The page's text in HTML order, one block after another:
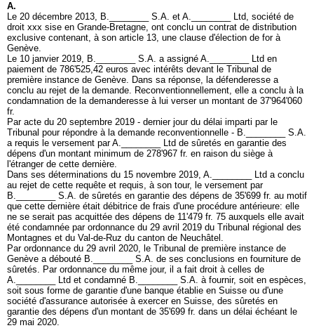
A.
Le 20 décembre 2013, B.________ S.A. et A.________ Ltd, société de
droit xxx sise en Grande-Bretagne, ont conclu un contrat de distribution
exclusive contenant, à son article 13, une clause d'élection de for à
Genève.
Le 10 janvier 2019, B.________ S.A. a assigné A.________ Ltd en
paiement de 786'525,42 euros avec intérêts devant le Tribunal de
première instance de Genève. Dans sa réponse, la défenderesse a
conclu au rejet de la demande. Reconventionnellement, elle a conclu à la
condamnation de la demanderesse à lui verser un montant de 37'964'060
fr.
Par acte du 20 septembre 2019 - dernier jour du délai imparti par le
Tribunal pour répondre à la demande reconventionnelle - B.________ S.A.
a requis le versement par A.________ Ltd de sûretés en garantie des
dépens d'un montant minimum de 278'967 fr. en raison du siège à
l'étranger de cette dernière.
Dans ses déterminations du 15 novembre 2019, A.________ Ltd a conclu
au rejet de cette requête et requis, à son tour, le versement par
B.________ S.A. de sûretés en garantie des dépens de 35'699 fr. au motif
que cette dernière était débitrice de frais d'une procédure antérieure: elle
ne se serait pas acquittée des dépens de 11'479 fr. 75 auxquels elle avait
été condamnée par ordonnance du 29 avril 2019 du Tribunal régional des
Montagnes et du Val-de-Ruz du canton de Neuchâtel.
Par ordonnance du 29 avril 2020, le Tribunal de première instance de
Genève a débouté B.________ S.A. de ses conclusions en fourniture de
sûretés. Par ordonnance du même jour, il a fait droit à celles de
A.________ Ltd et condamné B.________ S.A. à fournir, soit en espèces,
soit sous forme de garantie d'une banque établie en Suisse ou d'une
société d'assurance autorisée à exercer en Suisse, des sûretés en
garantie des dépens d'un montant de 35'699 fr. dans un délai échéant le
29 mai 2020.